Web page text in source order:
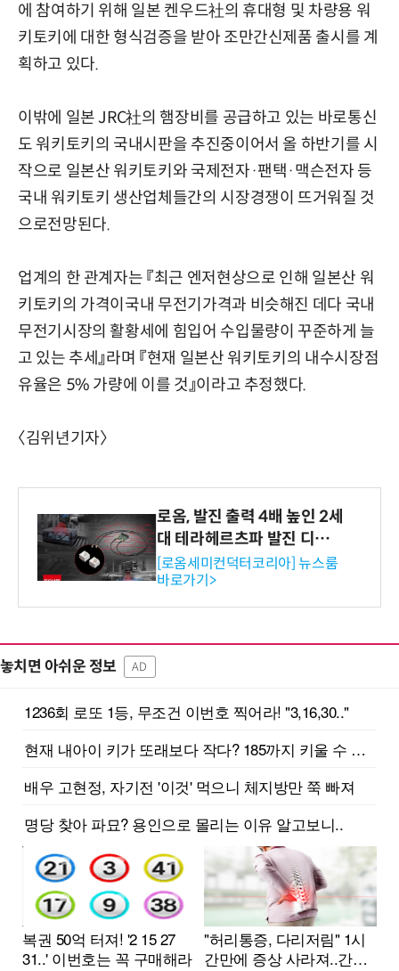
에 참여하기 위해 일본 켄우드社의 휴대형 및 차량용 워
키토키에 대한 형식검증을 받아 조만간신제품 출시를 계
획하고 있다.
이밖에 일본 JRC社의 햄장비를 공급하고 있는 바로통신
도 워키토키의 국내시판을 추진중이어서 올 하반기를 시
작으로 일본산 워키토키와 국제전자·팬택·맥슨전자 등
국내 워키토키 생산업체들간의 시장경쟁이 뜨거워질 것
으로전망된다.
업계의 한 관계자는 『최근 엔저현상으로 인해 일본산 워
키토키의 가격이국내 무전기가격과 비슷해진 데다 국내
무전기시장의 활황세에 힘입어 수입물량이 꾸준하게 늘
고 있는 추세』라며 『현재 일본산 워키토키의 내수시장점
유율은 5% 가량에 이를 것』이라고 추정했다.
〈김위년기자〉
로옴, 발진 출력 4배 높인 2세
대 테라헤르츠파 발진 디바이
스 개발
[로옴세미컨덕터코리아] 뉴스룸
바로가기>
놓치면 아쉬운 정보 AD